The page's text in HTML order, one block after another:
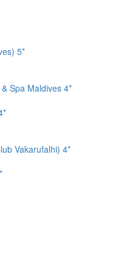
5*
Spa Maldives 4*
Vakarufalhi) 4*